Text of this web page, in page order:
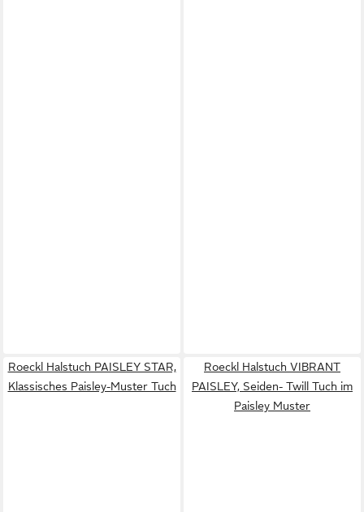
Roeckl Halstuch PAISLEY STAR,
Klassisches Paisley-Muster Tuch
Roeckl Halstuch VIBRANT
PAISLEY, Seiden- Twill Tuch im
Paisley Muster